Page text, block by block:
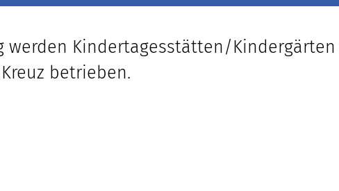
werden Kindertagesstätten/
betrieben.